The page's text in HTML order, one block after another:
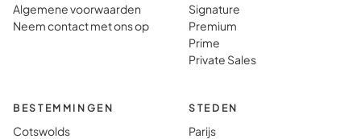
Algemene voorwaarden
Neem contact met ons op
Signature
Premium
Prime
Private Sales
BESTEMMINGEN
Cotswolds
STEDEN
Parijs